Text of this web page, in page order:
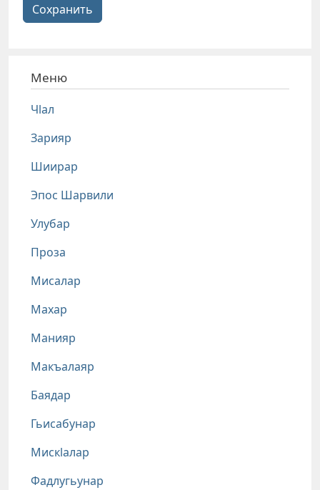
Сохранить
Меню
Чlал
Зарияр
Шиирар
Эпос Шарвили
Улубар
Проза
Мисалар
Махар
Манияр
Макъалаяр
Баядар
Гьисабунар
Мискlалар
Фадлугьунар